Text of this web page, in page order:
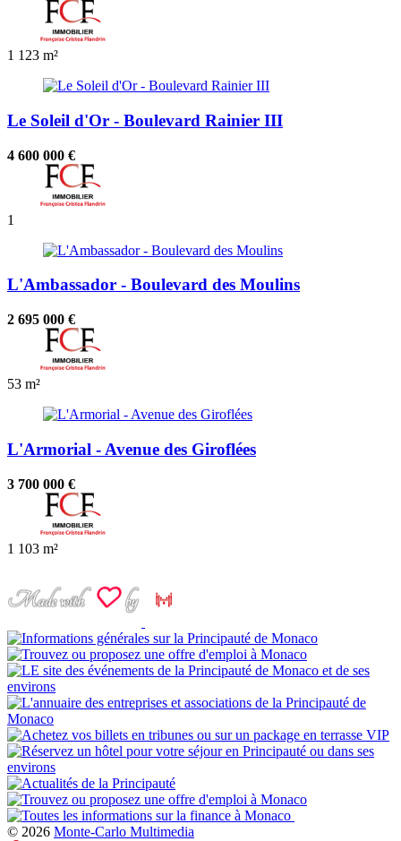
1 123 m²
Le Soleil d'Or - Boulevard Rainier III
4 600 000 €
1
L'Ambassador - Boulevard des Moulins
2 695 000 €
53 m²
L'Armorial - Avenue des Giroflées
3 700 000 €
1 103 m²
© 2026 Monte-Carlo Multimedia